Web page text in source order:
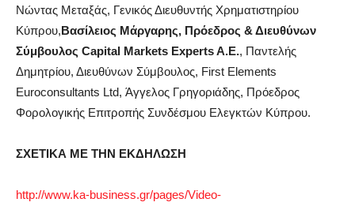
Νώντας Μεταξάς, Γενικός Διευθυντής Χρηματιστηρίου
Κύπρου,Βασίλειος Μάργαρης, Πρόεδρος & Διευθύνων
Σύμβουλος Capital Markets Experts A.E., Παντελής
Δημητρίου, Διευθύνων Σύμβουλος, First Elements
Euroconsultants Ltd, Άγγελος Γρηγοριάδης, Πρόεδρος
Φορολογικής Επιτροπής Συνδέσμου Ελεγκτών Κύπρου.
ΣΧΕΤΙΚΑ ΜΕ ΤΗΝ ΕΚΔΗΛΩΣΗ
http://www.ka-business.gr/pages/Video-